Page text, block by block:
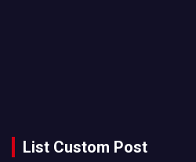
List Custom Post